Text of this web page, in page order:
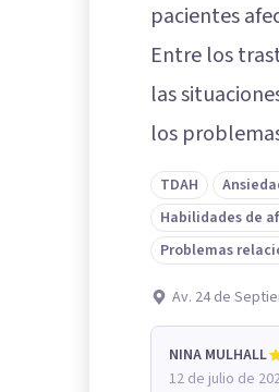
pacientes
Entre los
las
los
TDAH
Habilidades de
Problemas
Av. 24 de
NINA MULHALL
12 de julio de